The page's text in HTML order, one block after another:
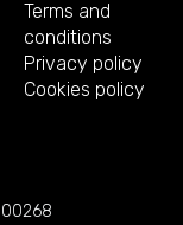
Terms and
conditions
Privacy policy
Cookies policy